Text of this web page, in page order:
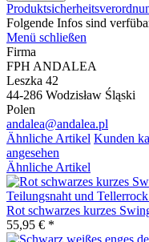
Folgende Infos sind
Menü schließen
Firma
FPH ANDALEA
Leszka 42
44-286 Wodzisław Śląski
Polen
andalea@andalea.pl
Ähnliche Artikel Kunden
angesehen
Ähnliche Artikel
Rot schwarzes kurzes
55,95 € *